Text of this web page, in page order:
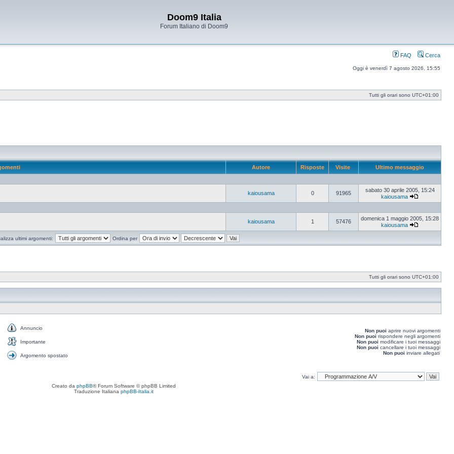
Doom9 Italia
Forum Italiano di Doom9
FAQ Cerca
Oggi è venerdì 7 agosto 2026, 15:55
Tutti gli orari sono UTC+01:00
Autore Risposte Visite Ultimo messaggio
kaiousama 0 91965
sabato 30 aprile 2005, 15:24
kaiousama
Vedi
messaggio
kaiousama 1 57476
domenica 1 maggio 2005, 15:28
kaiousama
Vedi
ultimi argomenti: Ordina per
Tutti gli orari sono UTC+01:00
Annuncio
Importante
Argomento spostato
Non puoi aprire nuovi argomenti
Non puoi rispondere negli argomenti
Non puoi modificare i tuoi messaggi
Non puoi cancellare i tuoi messaggi
Non puoi inviare allegati
Vai a:
Creato da phpBB® Forum Software © phpBB Limited
Traduzione Italiana phpBB-Italia.it